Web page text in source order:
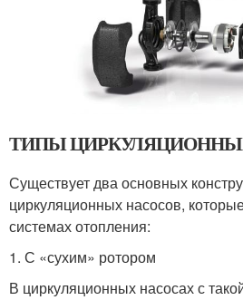
ТИПЫ
Существует два основных
циркуляционных насосов,
системах отопления:
1. С «сухим» ротором
В циркуляционных насосах с